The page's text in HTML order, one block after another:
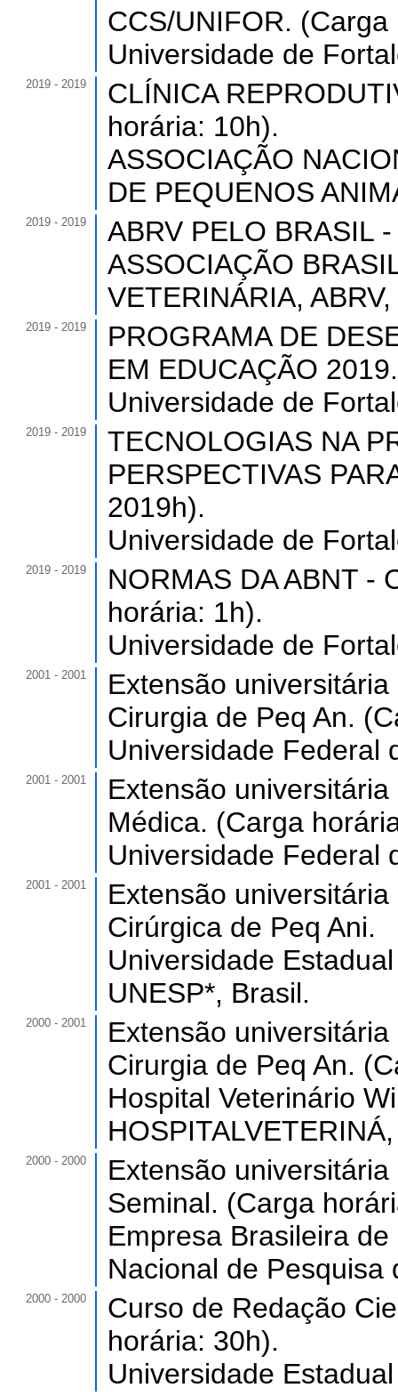
CCS/UNIFOR.
Universidade de
2019 - 2019
CLÍNICA
horária: 10h).
ASSOCIAÇÃO
DE PEQUENOS
2019 - 2019
ABRV PELO BRASIL
ASSOCIAÇÃO
VETERINÁRIA,
2019 - 2019
PROGRAMA DE
EM EDUCAÇÃO
Universidade de
2019 - 2019
TECNOLOGIAS NA
PERSPECTIVAS
2019h).
Universidade de
2019 - 2019
NORMAS DA ABNT -
horária: 1h).
Universidade de
2001 - 2001
Extensão
Cirurgia de Peq An.
Universidade Federal
2001 - 2001
Extensão
Médica. (Carga
Universidade Federal
2001 - 2001
Extensão
Cirúrgica de Peq Ani.
Universidade
UNESP*, Brasil.
2000 - 2001
Extensão
Cirurgia de Peq An.
Hospital Veterinário
2000 - 2000
Extensão
Seminal. (Carga
Empresa Brasileira
Nacional de Pesquisa
2000 - 2000
Curso de Redação
horária: 30h).
Universidade